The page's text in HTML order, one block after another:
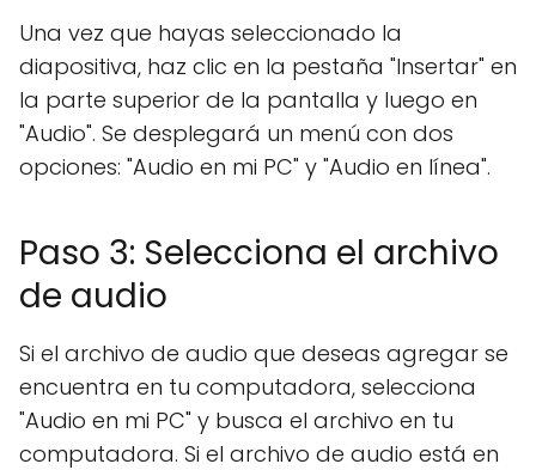
Una vez que hayas seleccionado la
diapositiva, haz clic en la pestaña "Insertar" en
la parte superior de la pantalla y luego en
"Audio". Se desplegará un menú con dos
opciones: "Audio en mi PC" y "Audio en línea".
Paso 3: Selecciona el archivo
de audio
Si el archivo de audio que deseas agregar se
encuentra en tu computadora, selecciona
"Audio en mi PC" y busca el archivo en tu
computadora. Si el archivo de audio está en